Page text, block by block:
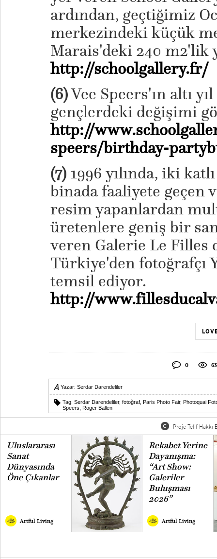
ardından, geçtiğimiz
merkezindeki küçük
Marais'deki 240 m2'lik
http://schoolgallery.fr/
(6)Vee Speers'ın altı
gençlerdeki değişimi
http://
speers/birthday-
(7)1996 yılında, iki
binada faaliyete geçen
resim yapanlardan
üretenlere geniş bir
veren Galerie Le Filles
Türkiye'den fotoğrafçı
temsil ediyor.
http://
0
Yazar: Serdar Darendeliler
Tag: Serdar Darendeliler, fotoğraf Paris Photo Fair, Photoquai
Speers Roger Ballen
Proje Telif Hakkı
Uluslararası
Sanat
Dünyasında
Öne Çıkanlar
Artful Living
Rekabet Yerine
Dayanışma:
“Art Show:
Galeriler
Buluşması
2026”
Artful Living